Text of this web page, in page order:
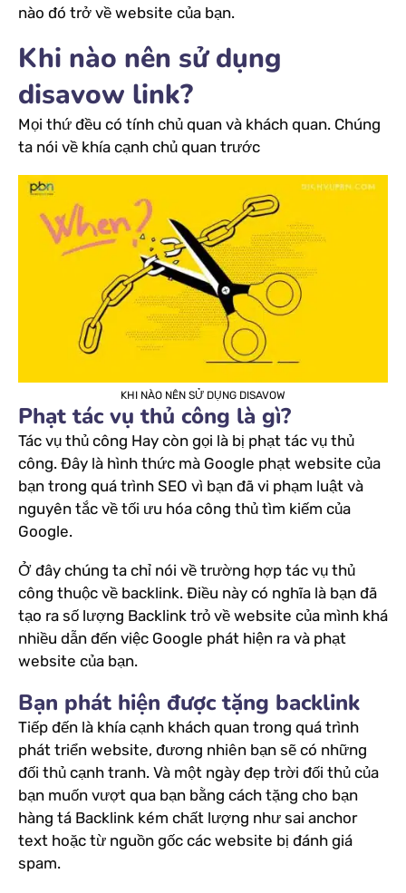
nào đó trở về website của bạn.
Khi nào nên sử dụng
disavow link?
Mọi thứ đều có tính chủ quan và khách quan. Chúng
ta nói về khía cạnh chủ quan trước
KHI NÀO NÊN SỬ DỤNG DISAVOW
Phạt tác vụ thủ công là gì?
Tác vụ thủ công Hay còn gọi là bị phạt tác vụ thủ
công. Đây là hình thức mà Google phạt website của
bạn trong quá trình SEO vì bạn đã vi phạm luật và
nguyên tắc về tối ưu hóa công thủ tìm kiếm của
Google.
Ở đây chúng ta chỉ nói về trường hợp tác vụ thủ
công thuộc về backlink. Điều này có nghĩa là bạn đã
tạo ra số lượng Backlink trỏ về website của mình khá
nhiều dẫn đến việc Google phát hiện ra và phạt
website của bạn.
Bạn phát hiện được tặng backlink
Tiếp đến là khía cạnh khách quan trong quá trình
phát triển website, đương nhiên bạn sẽ có những
đối thủ cạnh tranh. Và một ngày đẹp trời đối thủ của
bạn muốn vượt qua bạn bằng cách tặng cho bạn
hàng tá Backlink kém chất lượng như sai anchor
text hoặc từ nguồn gốc các website bị đánh giá
spam.